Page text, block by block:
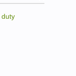
duty